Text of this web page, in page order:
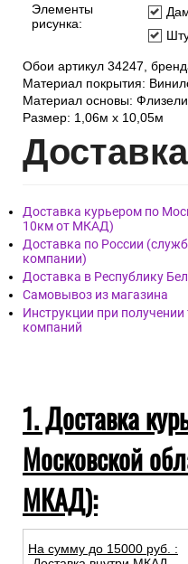
Элементы
рисунка:
Обои артикул 34247,
Материал покрытия:
Материал основы:
Размер: 1,06м х 10,05м
Доставка
Доставка курьером по
10км от МКАД)
Доставка по России
компании)
Доставка в Республику
Самовывоз из магазина
Инструкции при
компаний
1. Доставка
Московской
МКАД):
На сумму до 15000 руб. :